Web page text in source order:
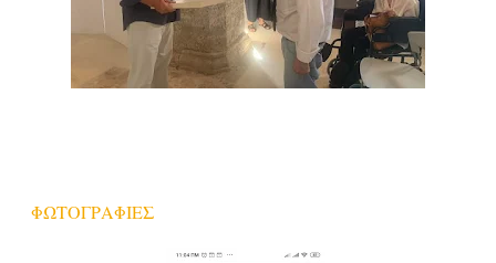
ΦΩΤΟΓΡΑΦΙΕΣ